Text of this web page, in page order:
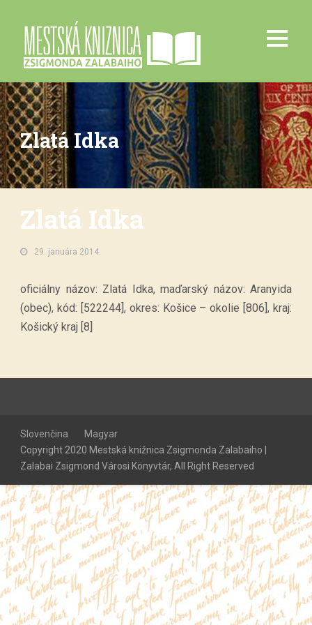
Zlatá Idka
Zlatá Idka
29. januára 2014.
oficiálny názov: Zlatá Idka, maďarský názov: Aranyida
(obec), kód: [522244], okres: Košice – okolie [806], kraj:
Košický kraj [8]
Slovenčina
Magyar
Copyright 2020 Mestská knižnica Zsigmonda Zalabaiho |
Zalabai Zsigmond Városi Könyvtár, All Right Reserved